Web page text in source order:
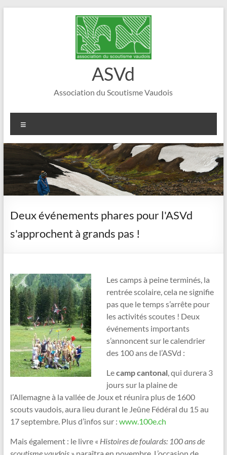
ASVd
Association du Scoutisme Vaudois
Deux événements phares pour l'ASVd
s'approchent à grands pas !
Les camps à peine terminés, la
rentrée scolaire, cela ne signifie
pas que le temps s’arrête pour
les activités scoutes ! Deux
événements importants
s’annoncent sur le calendrier
des 100 ans de l’ASVd :
Lecamp cantonal, qui durera 3
jours sur la plaine de
l’Allemagne à la vallée de Joux et réunira plus de 1600
scouts vaudois, aura lieu durant le Jeûne Fédéral du 15 au
17 septembre. Plus d’infos sur : www.100e.ch
Mais également : le livre « Histoires de foulards: 100 ans de